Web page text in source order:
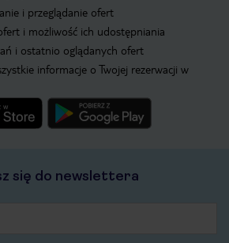
i przeglądanie ofert
i możliwość ich udostępniania
i ostatnio oglądanych ofert
informacje o Twojej rezerwacji w
się do newslettera